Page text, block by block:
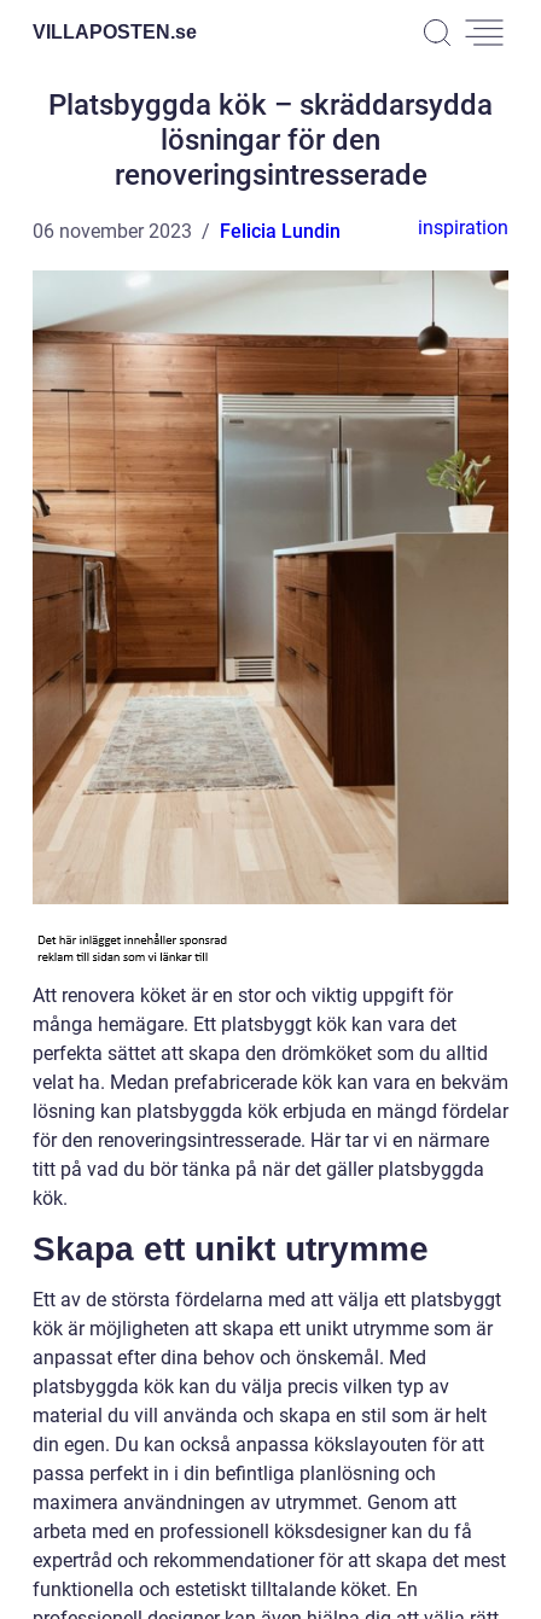
VILLAPOSTEN.se
Platsbyggda kök – skräddarsydda
lösningar för den
renoveringsintresserade
06 november 2023 Felicia Lundin inspiration
Att renovera köket är en stor och viktig uppgift för
många hemägare. Ett platsbyggt kök kan vara det
perfekta sättet att skapa den drömköket som du alltid
velat ha. Medan prefabricerade kök kan vara en bekväm
lösning kan platsbyggda kök erbjuda en mängd fördelar
för den renoveringsintresserade. Här tar vi en närmare
titt på vad du bör tänka på när det gäller platsbyggda
kök.
Skapa ett unikt utrymme
Ett av de största fördelarna med att välja ett platsbyggt
kök är möjligheten att skapa ett unikt utrymme som är
anpassat efter dina behov och önskemål. Med
platsbyggda kök kan du välja precis vilken typ av
material du vill använda och skapa en stil som är helt
din egen. Du kan också anpassa kökslayouten för att
passa perfekt in i din befintliga planlösning och
maximera användningen av utrymmet. Genom att
arbeta med en professionell köksdesigner kan du få
expertråd och rekommendationer för att skapa det mest
funktionella och estetiskt tilltalande köket. En